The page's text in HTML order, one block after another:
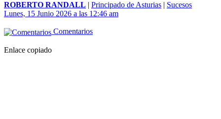
ROBERTO RANDALL | Principado de Asturias | Sucesos
Lunes, 15 Junio 2026 a las 12:46 am
Comentarios
Enlace copiado